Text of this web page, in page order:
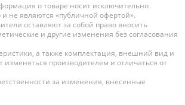
о товаре носит исключительно
не являются «публичной офертой».
оставляют за собой право вносить
и другие изменения без согласования
а также комплектация, внешний вид и
изменяться производителем и отличаться от
за изменения, внесенные